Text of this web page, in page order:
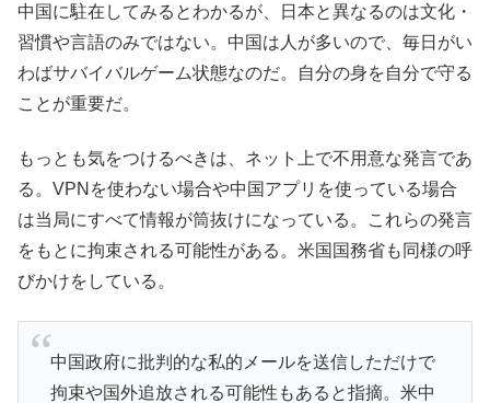
中国に駐在してみるとわかるが、日本と異なるのは文化・
習慣や言語のみではない。中国は人が多いので、毎日がい
わばサバイバルゲーム状態なのだ。自分の身を自分で守る
ことが重要だ。
もっとも気をつけるべきは、ネット上で不用意な発言であ
る。VPNを使わない場合や中国アプリを使っている場合
は当局にすべて情報が筒抜けになっている。これらの発言
をもとに拘束される可能性がある。米国国務省も同様の呼
びかけをしている。
中国政府に批判的な私的メールを送信しただけで
拘束や国外追放される可能性もあると指摘。米中